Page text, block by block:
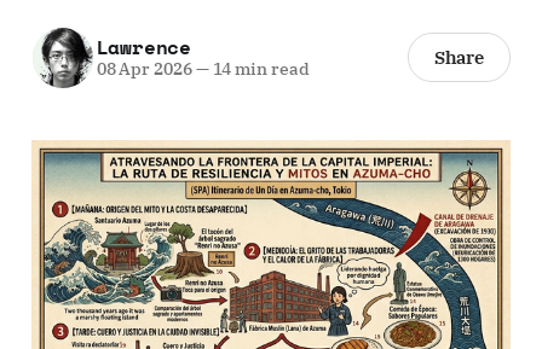
Lawrence
08 Apr 2026—14 min read Share